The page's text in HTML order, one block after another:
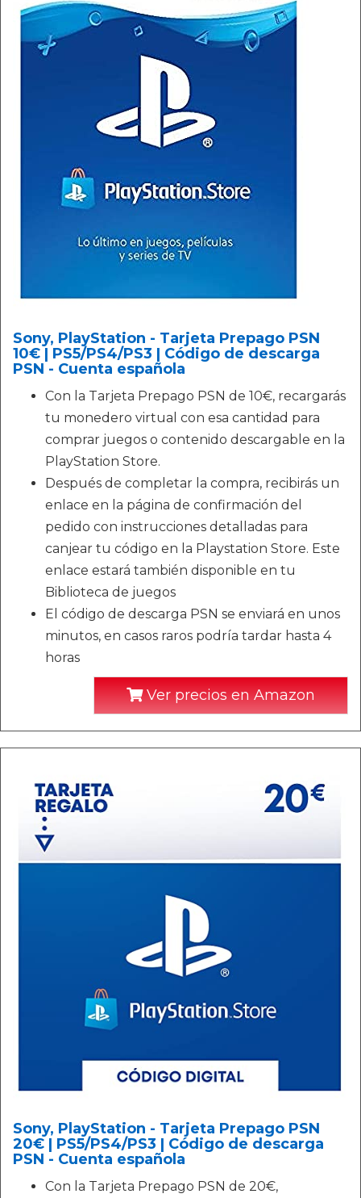
Sony, PlayStation - Tarjeta Prepago PSN
10€ | PS5/PS4/PS3 | Código de descarga
PSN - Cuenta española
Con la Tarjeta Prepago PSN de 10€, recargarás
tu monedero virtual con esa cantidad para
comprar juegos o contenido descargable en la
PlayStation Store.
Después de completar la compra, recibirás un
enlace en la página de confirmación del
pedido con instrucciones detalladas para
canjear tu código en la Playstation Store. Este
enlace estará también disponible en tu
Biblioteca de juegos
El código de descarga PSN se enviará en unos
minutos, en casos raros podría tardar hasta 4
horas
Ver precios en Amazon
Sony, PlayStation - Tarjeta Prepago PSN
20€ | PS5/PS4/PS3 | Código de descarga
PSN - Cuenta española
Con la Tarjeta Prepago PSN de 20€,